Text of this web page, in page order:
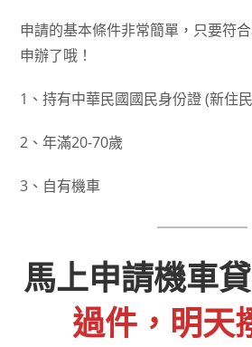
申請的基本條件非常簡單，只要符
申辦了哦！
1、持有中華民國國民身份證 (新住
2、年滿20-70歲
3、自有機車
馬上申請機車貸
過件，明天